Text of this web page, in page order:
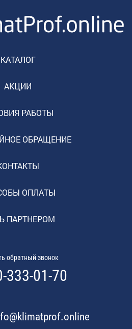
КАТАЛОГ
АКЦИИ
РАБОТЫ
ОБРАЩЕНИЕ
ОПЛАТЫ
ПАРТНЕРОМ
обратный звонок
333-01-70